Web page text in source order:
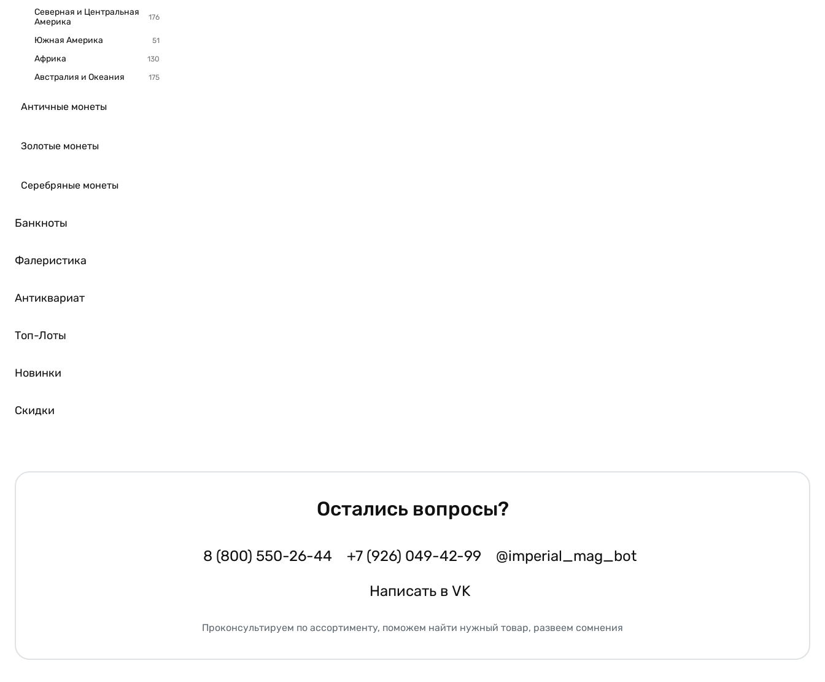
Северная и Центральная
Америка
Южная Америка
Африка
Австралия и Океания
Античные монеты
Золотые монеты
Серебряные монеты
Банкноты
Фалеристика
Антиквариат
Топ-Лоты
Новинки
Скидки
Остались вопросы?
8 (800) 550-26-44 +7 (926) 049-42-99 @imperial_mag_bot
Написать в VK
Проконсультируем по ассортименту, поможем найти нужный товар, развеем сомнения